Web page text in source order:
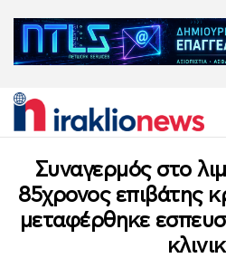
Συναγερμός στο
85χρονος επιβάτης
μεταφέρθηκε